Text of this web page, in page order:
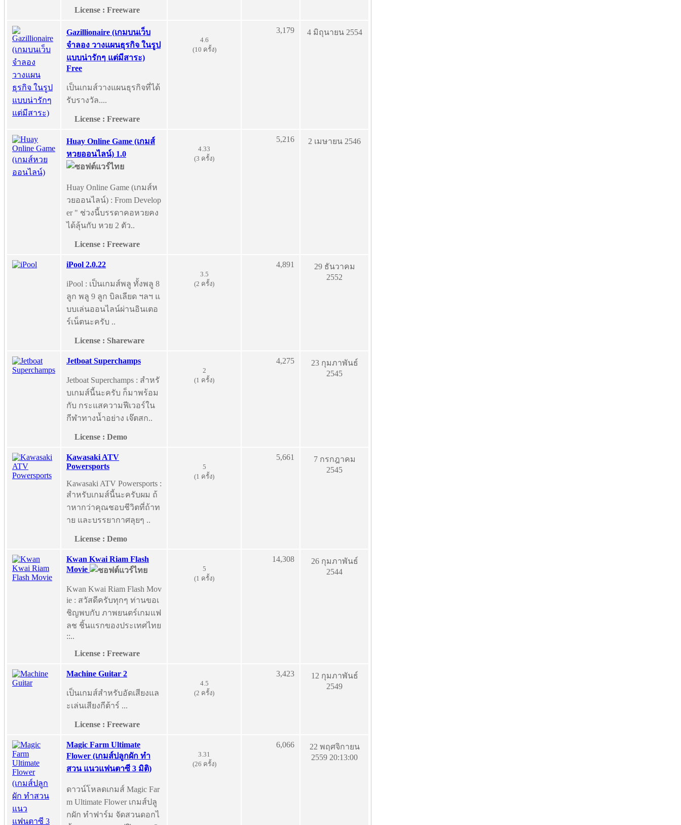
License : Freeware
Gazillionaire (เกมบนเว็บ
จำลอง วางแผนธุรกิจ ในรูป
แบบน่ารักๆ แต่มีสาระ)
Free
เป็นเกมส์วางแผนธุรกิจที่ได้
รับรางวัล....
License : Freeware
4.6
(10 ครั้ง)
3,179 4 มิถุนายน 2554
Huay Online Game (เกมส์
หวยออนไลน์) 1.0
Huay Online Game (เกมส์ห
วยออนไลน์) : From Develop
er " ช่วงนี้บรรดาคอหวยคง
ได้ลุ้นกับ หวย 2 ตัว..
License : Freeware
4.33
(3 ครั้ง)
5,216 2 เมษายน 2546
iPool 2.0.22
iPool : เป็นเกมส์พลู ทั้งพลู 8
ลูก พลู 9 ลูก บิลเลียด ฯลฯ แ
บบเล่นออนไลน์ผ่านอินเตอ
ร์เน็ตนะครับ ..
License : Shareware
3.5
(2 ครั้ง)
4,891
29 ธันวาคม
2552
Jetboat Superchamps
Jetboat Superchamps : สำหรั
บเกมส์นี้นะครับ ก็มาพร้อม
กับ กระแสความฟีเวอร์ใน
กีฬาทางน้ำอย่าง เจ๊ตสก..
License : Demo
2
(1 ครั้ง)
4,275
23 กุมภาพันธ์
2545
Kawasaki ATV
Powersports
Kawasaki ATV Powersports :
สำหรับเกมส์นี้นะครับผม ถ้
าหากว่าคุณชอบชีวิตที่ถ้าท
าย และบรรยากาศลุยๆ ..
License : Demo
5
(1 ครั้ง)
5,661
7 กรกฎาคม
2545
Kwan Kwai Riam Flash
Movie
Kwan Kwai Riam Flash Mov
ie : สวัสดีครับทุกๆ ท่านขอเ
ชิญพบกับ ภาพยนตร์เกมแฟ
ลช ชิ้นแรกของประเทศไทย
::..
License : Freeware
5
(1 ครั้ง)
14,308
26 กุมภาพันธ์
2544
Machine Guitar 2
เป็นเกมส์สำหรับอัดเสียงแล
ะเล่นเสียงกีต้าร์ ...
License : Freeware
4.5
(2 ครั้ง)
3,423
12 กุมภาพันธ์
2549
Magic Farm Ultimate
Flower (เกมส์ปลูกผัก ทำ
สวน แนวแฟนตาซี 3 มิติ)
ดาวน์โหลดเกมส์ Magic Far
m Ultimate Flower เกมส์ปลู
กผัก ทำฟาร์ม จัดสวนดอกไ
3.31
(26 ครั้ง)
6,066
22 พฤศจิกายน
2559 20:13:00